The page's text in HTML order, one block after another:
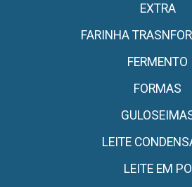
EXTRA
FARINHA
FERMENTO
FORMAS
LEITE
LEITE EM PO